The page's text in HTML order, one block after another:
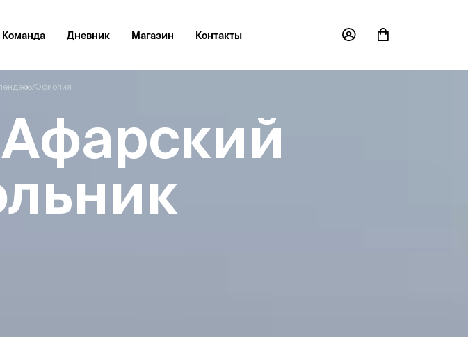
Команда Дневник Магазин Контакты
/Эфиопия